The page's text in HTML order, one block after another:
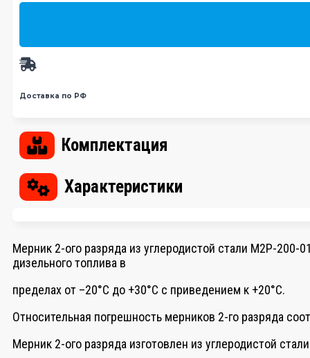
Доставка по РФ
Комплектация
Характеристики
Мерник 2-ого разряда из углеродистой стали М2Р-200-
дизельного топлива в
пределах от –20°С до +30°С с приведением к +20°С.
Относительная погрешность мерников 2-го разряда
Мерник 2-ого разряда изготовлен из углеродистой